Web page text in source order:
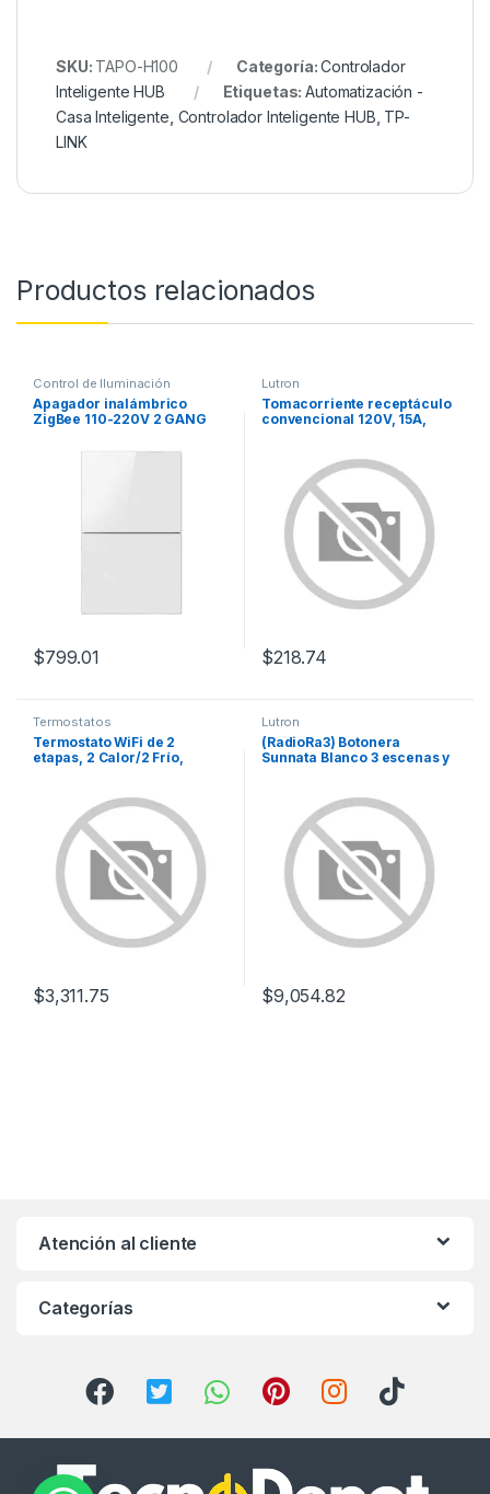
SKU: TAPO-H100 Categoría:Controlador
Inteligente HUB
Etiquetas:Automatización -
Casa Inteligente Controlador Inteligente HUB TP-
LINK
Productos relacionados
Control de Iluminación
Apagador inalámbrico
ZigBee 110-220V 2 GANG
$799.01
Lutron
Tomacorriente receptáculo
convencional 120V, 15A,
$218.74
Termostatos
Termostato WiFi de 2
etapas, 2 Calor/2 Frío,
$3,311.75
Lutron
(RadioRa3) Botonera
Sunnata Blanco 3 escenas y
escenas diferentes en cada
botón.
$9,054.82
Atención al cliente
Categorías